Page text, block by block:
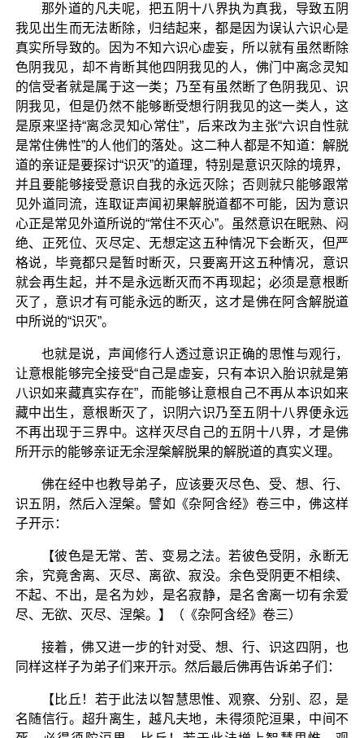
那外道的凡夫呢，把五阴十八界执为真我，导致五阴
我见出生而无法断除，归结起来，都是因为误认六识心是
真实所导致的。因为不知六识心虚妄，所以就有虽然断除
色阴我见，却不肯断其他四阴我见的人，佛门中离念灵知
的信受者就是属于这一类；乃至有虽然断了色阴我见、识
阴我见，但是仍然不能够断受想行阴我见的这一类人，这
是原来坚持“离念灵知心常住”，后来改为主张“六识自性就
是常住佛性”的人他们的落处。这二种人都是不知道：解脱
道的亲证是要探讨“识灭”的道理，特别是意识灭除的境界，
并且要能够接受意识自我的永远灭除；否则就只能够跟常
见外道同流，连取证声闻初果解脱道都不可能，因为意识
心正是常见外道所说的“常住不灭心”。虽然意识在眠熟、闷
绝、正死位、灭尽定、无想定这五种情况下会断灭，但严
格说，毕竟都只是暂时断灭，只要离开这五种情况，意识
就会再生起，并不是永远断灭而不再现起；必须是意根断
灭了，意识才有可能永远的断灭，这才是佛在阿含解脱道
中所说的“识灭”。
也就是说，声闻修行人透过意识正确的思惟与观行，
让意根能够完全接受“自己是虚妄，只有本识入胎识就是第
八识如来藏真实存在”，而能够让意根自己不再从本识如来
藏中出生，意根断灭了，识阴六识乃至五阴十八界便永远
不再出现于三界中。这样灭尽自己的五阴十八界，才是佛
所开示的能够亲证无余涅槃解脱果的解脱道的真实义理。
佛在经中也教导弟子，应该要灭尽色、受、想、行、
识五阴，然后入涅槃。譬如《杂阿含经》卷三中，佛这样
子开示：
【彼色是无常、苦、变易之法。若彼色受阴，永断无
余，究竟舍离、灭尽、离欲、寂没。余色受阴更不相续、
不起、不出，是名为妙，是名寂静，是名舍离一切有余爱
尽、无欲、灭尽、涅槃。】（《杂阿含经》卷三）
接着，佛又进一步的针对受、想、行、识这四阴，也
同样这样子为弟子们来开示。然后最后佛再告诉弟子们：
【比丘！若于此法以智慧思惟、观察、分别、忍，是
名随信行。超升离生，越凡夫地，未得须陀洹果，中间不